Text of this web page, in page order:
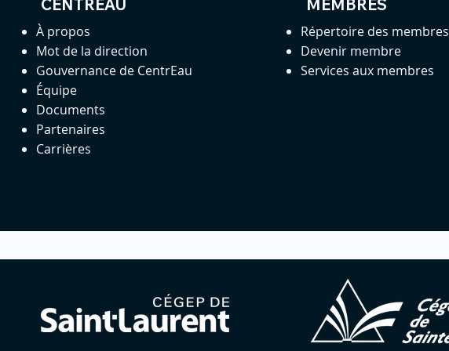
CENTREAU
À propos
Mot de la direction
Gouvernance de CentrEau
Équipe
Documents
Partenaires
Carrières
MEMBRES
Répertoire des membres
Devenir membre
Services aux membres